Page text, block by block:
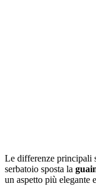
Le differenze principali
serbatoio sposta la
un aspetto più elegante